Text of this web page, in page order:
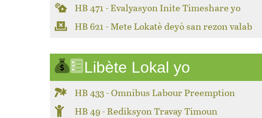
HB 471 - Evalyasyon Inite Timeshare yo
HB 621 - Mete Lokatè deyò san rezon valab
Libète Lokal yo
HB 433 - Omnibus Labour Preemption
HB 49 - Rediksyon Travay Timoun